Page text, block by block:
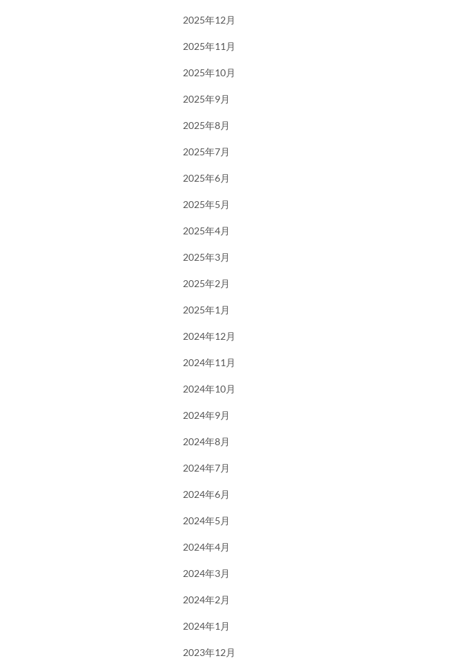
2025年12月
2025年11月
2025年10月
2025年9月
2025年8月
2025年7月
2025年6月
2025年5月
2025年4月
2025年3月
2025年2月
2025年1月
2024年12月
2024年11月
2024年10月
2024年9月
2024年8月
2024年7月
2024年6月
2024年5月
2024年4月
2024年3月
2024年2月
2024年1月
2023年12月